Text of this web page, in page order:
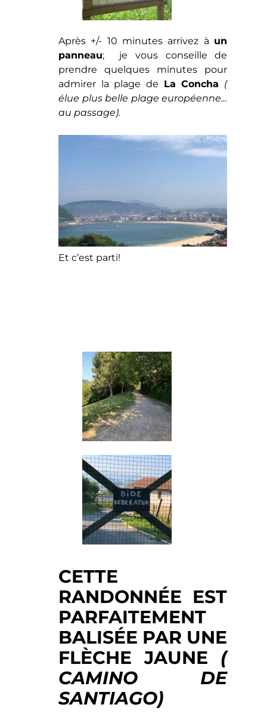
Après +/- 10 minutes arrivez à un
panneau; je vous conseille de
prendre quelques minutes pour
admirer la plage de La Concha (
élue plus belle plage européenne…
au passage).
Et c’est parti!
CETTE
RANDONNÉE EST
PARFAITEMENT
BALISÉE PAR UNE
FLÈCHE JAUNE (
CAMINO DE
SANTIAGO)